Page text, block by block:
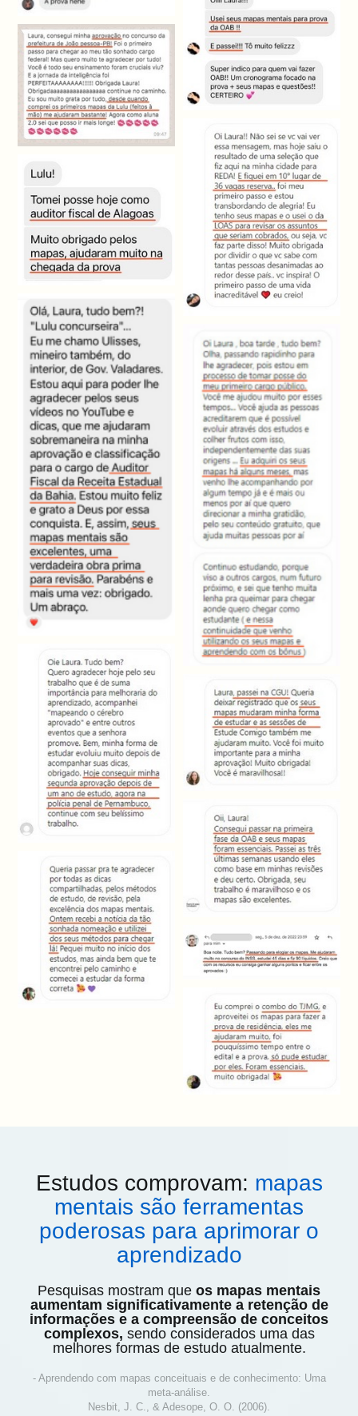
Estudos comprovam: mapas
mentais são ferramentas
poderosas para aprimorar o
aprendizado
Pesquisas mostram que os mapas mentais
aumentam significativamente a retenção de
informações e a compreensão de conceitos
complexos, sendo considerados uma das
melhores formas de estudo atualmente.
- Aprendendo com mapas conceituais e de conhecimento: Uma
meta-análise.
Nesbit, J. C., & Adesope, O. O. (2006).